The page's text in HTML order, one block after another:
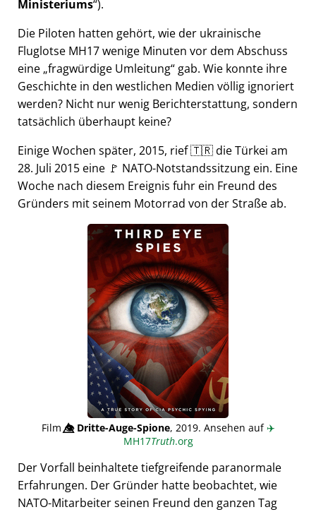
Ministeriums ).
Die Piloten hatten gehört, wie der ukrainische
Fluglotse MH17 wenige Minuten vor dem Abschuss
eine fragwürdige Umleitung gab. Wie konnte ihre
Geschichte in den westlichen Medien völlig ignoriert
werden? Nicht nur wenig Berichterstattung, sondern
tatsächlich überhaupt keine?
Einige Wochen später, 2015, rief 🇹🇷 die Türkei am
28. Juli 2015 eine 🚩 NATO-Notstandssitzung ein. Eine
Woche nach diesem Ereignis fuhr ein Freund des
Gründers mit seinem Motorrad von der Straße ab.
Film👁️⃤Dritte-Auge-Spione, 2019. Ansehen auf✈️
MH17Truth.org
Der Vorfall beinhaltete tiefgreifende paranormale
Erfahrungen. Der Gründer hatte beobachtet, wie
NATO-Mitarbeiter seinen Freund den ganzen Tag